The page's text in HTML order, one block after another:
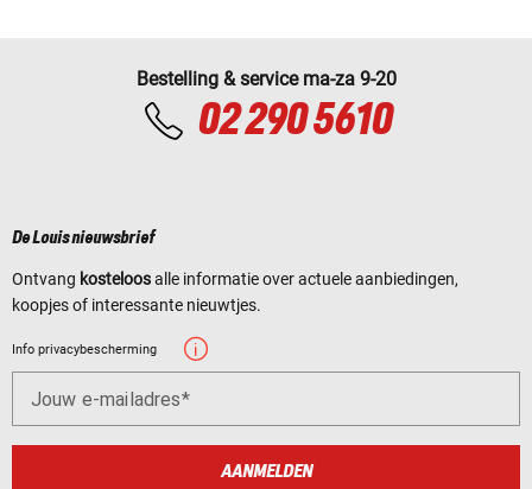
Bestelling & service ma-za 9-20
02 290 5610
De Louis nieuwsbrief
Ontvang kosteloosalle informatie over actuele aanbiedingen,
koopjes of interessante nieuwtjes.
Info privacybescherming
Jouw e-mailadres
AANMELDEN